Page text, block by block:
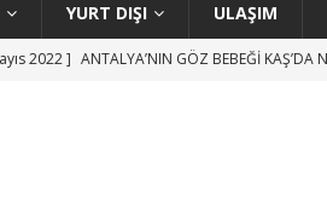
YURT DIŞI ULAŞIM
2022 ] ANTALYA’NIN GÖZ BEBEĞİ KAŞ’DA